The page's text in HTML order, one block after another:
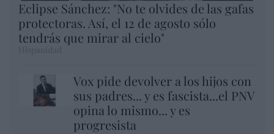
Eclipse Sánchez: "No te olvides de las gafas
protectoras. Así, el 12 de agosto sólo
tendrás que mirar al cielo"
Vox pide devolver a los hijos con
sus padres... y es fascista...el PNV
opina lo mismo... y es
progresista